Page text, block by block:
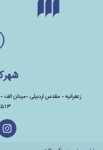
زعفرانیه - مقدس اردبیلی -میدان